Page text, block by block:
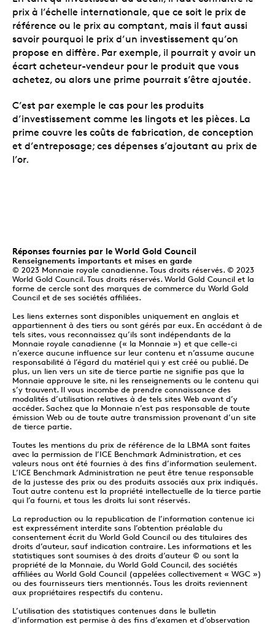
prix à l’échelle internationale, que ce soit le prix de
référence ou le prix au comptant, mais il faut aussi
savoir pourquoi le prix d’un investissement qu’on
propose en diffère. Par exemple, il pourrait y avoir un
écart acheteur-vendeur pour le produit que vous
achetez, ou alors une prime pourrait s’être ajoutée.
C’est par exemple le cas pour les produits
d’investissement comme les lingots et les pièces. La
prime couvre les coûts de fabrication, de conception
et d’entreposage; ces dépenses s’ajoutant au prix de
l’or.
Réponses fournies par le World Gold Council
Renseignements importants et mises en garde
© 2023 Monnaie royale canadienne. Tous droits réservés. © 2023
World Gold Council. Tous droits réservés. World Gold Council et la
forme de cercle sont des marques de commerce du World Gold
Council et de ses sociétés affiliées.
Les liens externes sont disponibles uniquement en anglais et
appartiennent à des tiers ou sont gérés par eux. En accédant à de
tels sites, vous reconnaissez qu’ils sont indépendants de la
Monnaie royale canadienne (« la Monnaie ») et que celle-ci
n’exerce aucune influence sur leur contenu et n’assume aucune
responsabilité à l’égard du matériel qui y est créé ou publié. De
plus, un lien vers un site de tierce partie ne signifie pas que la
Monnaie approuve le site, ni les renseignements ou le contenu qui
s’y trouvent. Il vous incombe de prendre connaissance des
modalités d’utilisation relatives à de tels sites Web avant d’y
accéder. Sachez que la Monnaie n’est pas responsable de toute
émission Web ou de toute autre transmission provenant d’un site
de tierce partie.
Toutes les mentions du prix de référence de la LBMA sont faites
avec la permission de l’ICE Benchmark Administration, et ces
valeurs nous ont été fournies à des fins d’information seulement.
L’ICE Benchmark Administration ne peut être tenue responsable
de la justesse des prix ou des produits associés aux prix indiqués.
Tout autre contenu est la propriété intellectuelle de la tierce partie
qui l’a fourni, et tous les droits lui sont réservés.
La reproduction ou la republication de l’information contenue ici
est expressément interdite sans l’obtention préalable du
consentement écrit du World Gold Council ou des titulaires des
droits d’auteur, sauf indication contraire. Les informations et les
statistiques sont soumises à des droits d’auteur © ou sont la
propriété de la Monnaie, du World Gold Council, des sociétés
affiliées au World Gold Council (appelées collectivement « WGC »)
ou des fournisseurs tiers mentionnés. Tous les droits reviennent
aux propriétaires respectifs du contenu.
L’utilisation des statistiques contenues dans le bulletin
d’information est permise à des fins d’examen et d’observation